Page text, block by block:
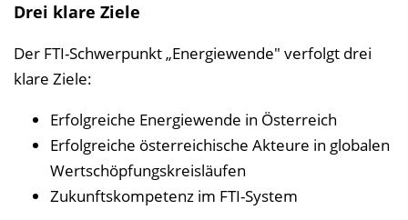
Drei klare Ziele
Der FTI-Schwerpunkt „Energiewende" verfolgt drei
klare Ziele:
Erfolgreiche Energiewende in Österreich
Erfolgreiche österreichische Akteure in globalen
Wertschöpfungskreisläufen
Zukunftskompetenz im FTI-System